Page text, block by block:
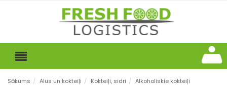
Sākums / Alus un kokteiļi / Kokteiļi, sidri / Alkoholiskie kokteiļi